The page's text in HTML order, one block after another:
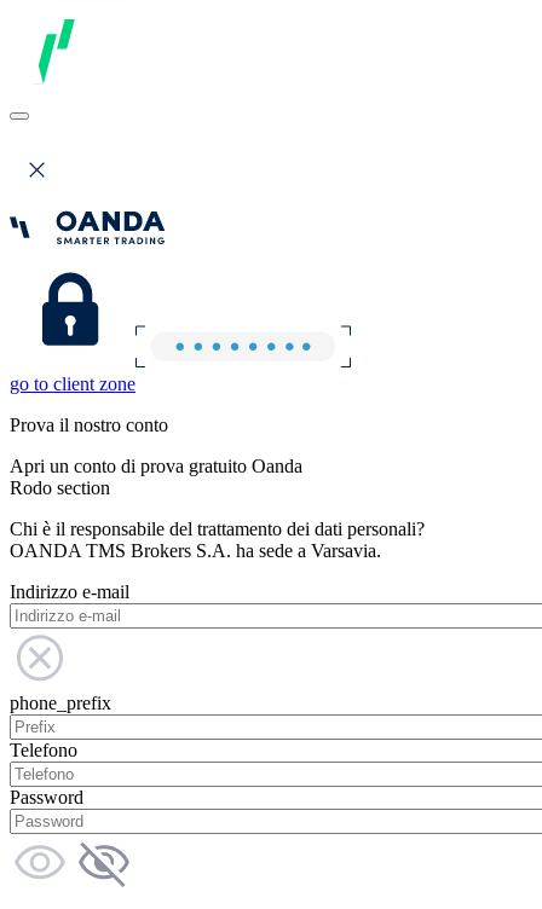
go to client zone
Prova il nostro conto
Apri un conto di prova gratuito Oanda
Rodo section
Chi è il responsabile del trattamento dei dati personali?
OANDA TMS Brokers S.A. ha sede a Varsavia.
Indirizzo e-mail
phone_prefix
Telefono
Password